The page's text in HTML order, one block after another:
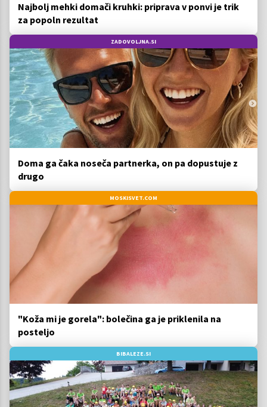
Najbolj mehki domači kruhki: priprava v ponvi je trik
za popoln rezultat
ZADOVOLJNA.SI
Doma ga čaka noseča partnerka, on pa dopustuje z
drugo
MOSKISVET.COM
"Koža mi je gorela": bolečina ga je priklenila na
posteljo
BIBALEZE.SI